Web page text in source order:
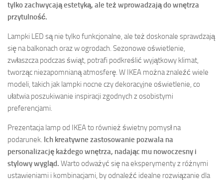
tylko zachwycają estetyką, ale też wprowadzają do wnętrza
przytulność.
Lampki LED są nie tylko funkcjonalne, ale też doskonale sprawdzają
się na balkonach oraz w ogrodach. Sezonowe oświetlenie,
zwłaszcza podczas świąt, potrafi podkreślić wyjątkowy klimat,
tworząc niezapomnianą atmosferę. W IKEA można znaleźć wiele
modeli, takich jak lampki nocne czy dekoracyjne oświetlenie, co
ułatwia poszukiwanie inspiracji zgodnych z osobistymi
preferencjami.
Prezentacja lamp od IKEA to również świetny pomysł na
podarunek. Ich kreatywne zastosowanie pozwala na
personalizację każdego wnętrza, nadając mu nowoczesny i
stylowy wygląd. Warto odważyć się na eksperymenty z różnymi
ustawieniami i kombinacjami, by odnaleźć idealne rozwiązanie dla